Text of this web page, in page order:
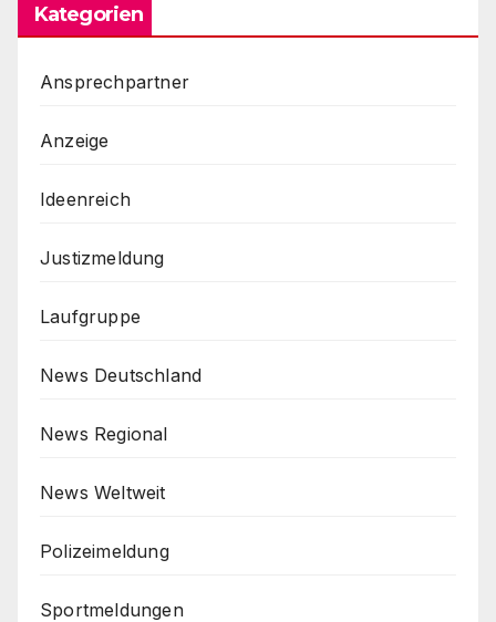
Kategorien
Ansprechpartner
Anzeige
Ideenreich
Justizmeldung
Laufgruppe
News Deutschland
News Regional
News Weltweit
Polizeimeldung
Sportmeldungen